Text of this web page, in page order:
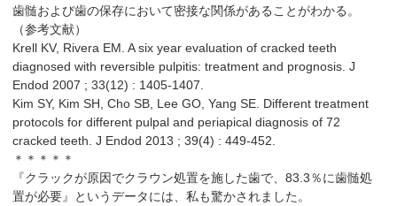
歯髄および歯の保存において密接な関係があることがわかる。
（参考文献）
Krell KV, Rivera EM. A six year evaluation of cracked teeth
diagnosed with reversible pulpitis: treatment and prognosis. J
Endod 2007 ; 33(12) : 1405-1407.
Kim SY, Kim SH, Cho SB, Lee GO, Yang SE. Different treatment
protocols for different pulpal and periapical diagnosis of 72
cracked teeth. J Endod 2013 ; 39(4) : 449-452.
＊＊＊＊＊
『クラックが原因でクラウン処置を施した歯で、83.3％に歯髄処
置が必要』というデータには、私も驚かされました。